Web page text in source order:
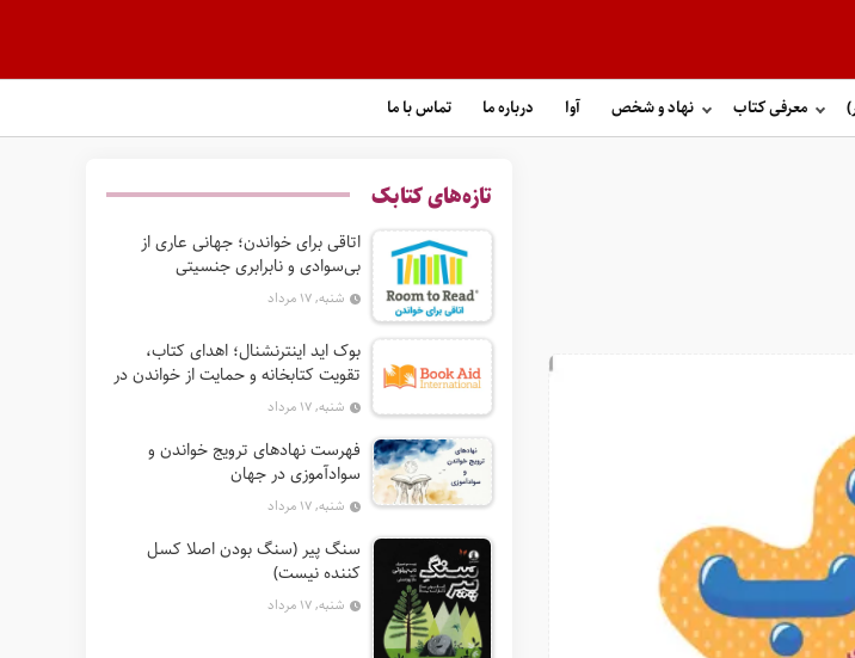
معرفی کتاب نهاد و شخص آوا درباره ما تماس با ما
تازه‌های کتابک
اتاقی برای خواندن؛ جهانی عاری از
بی‌سوادی و نابرابری جنسیتی
شنبه, ۱۷ مرداد
بوک‌ اید اینترنشنال؛ اهدای کتاب،
تقویت کتابخانه و حمایت از خواندن در
جهانشنبه, ۱۷ مرداد
فهرست نهادهای ترویج خواندن و
سوادآموزی در جهان
شنبه, ۱۷ مرداد
سنگ پیر (سنگ بودن اصلا کسل
کننده نیست)
شنبه, ۱۷ مرداد